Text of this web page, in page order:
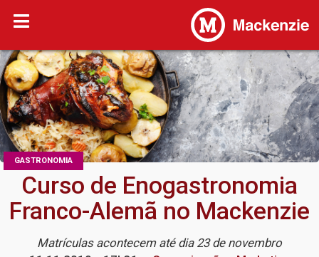
GASTRONOMIA
Curso de Enogastronomia
Franco-Alemã no Mackenzie
Matrículas acontecem até dia 23 de novembro